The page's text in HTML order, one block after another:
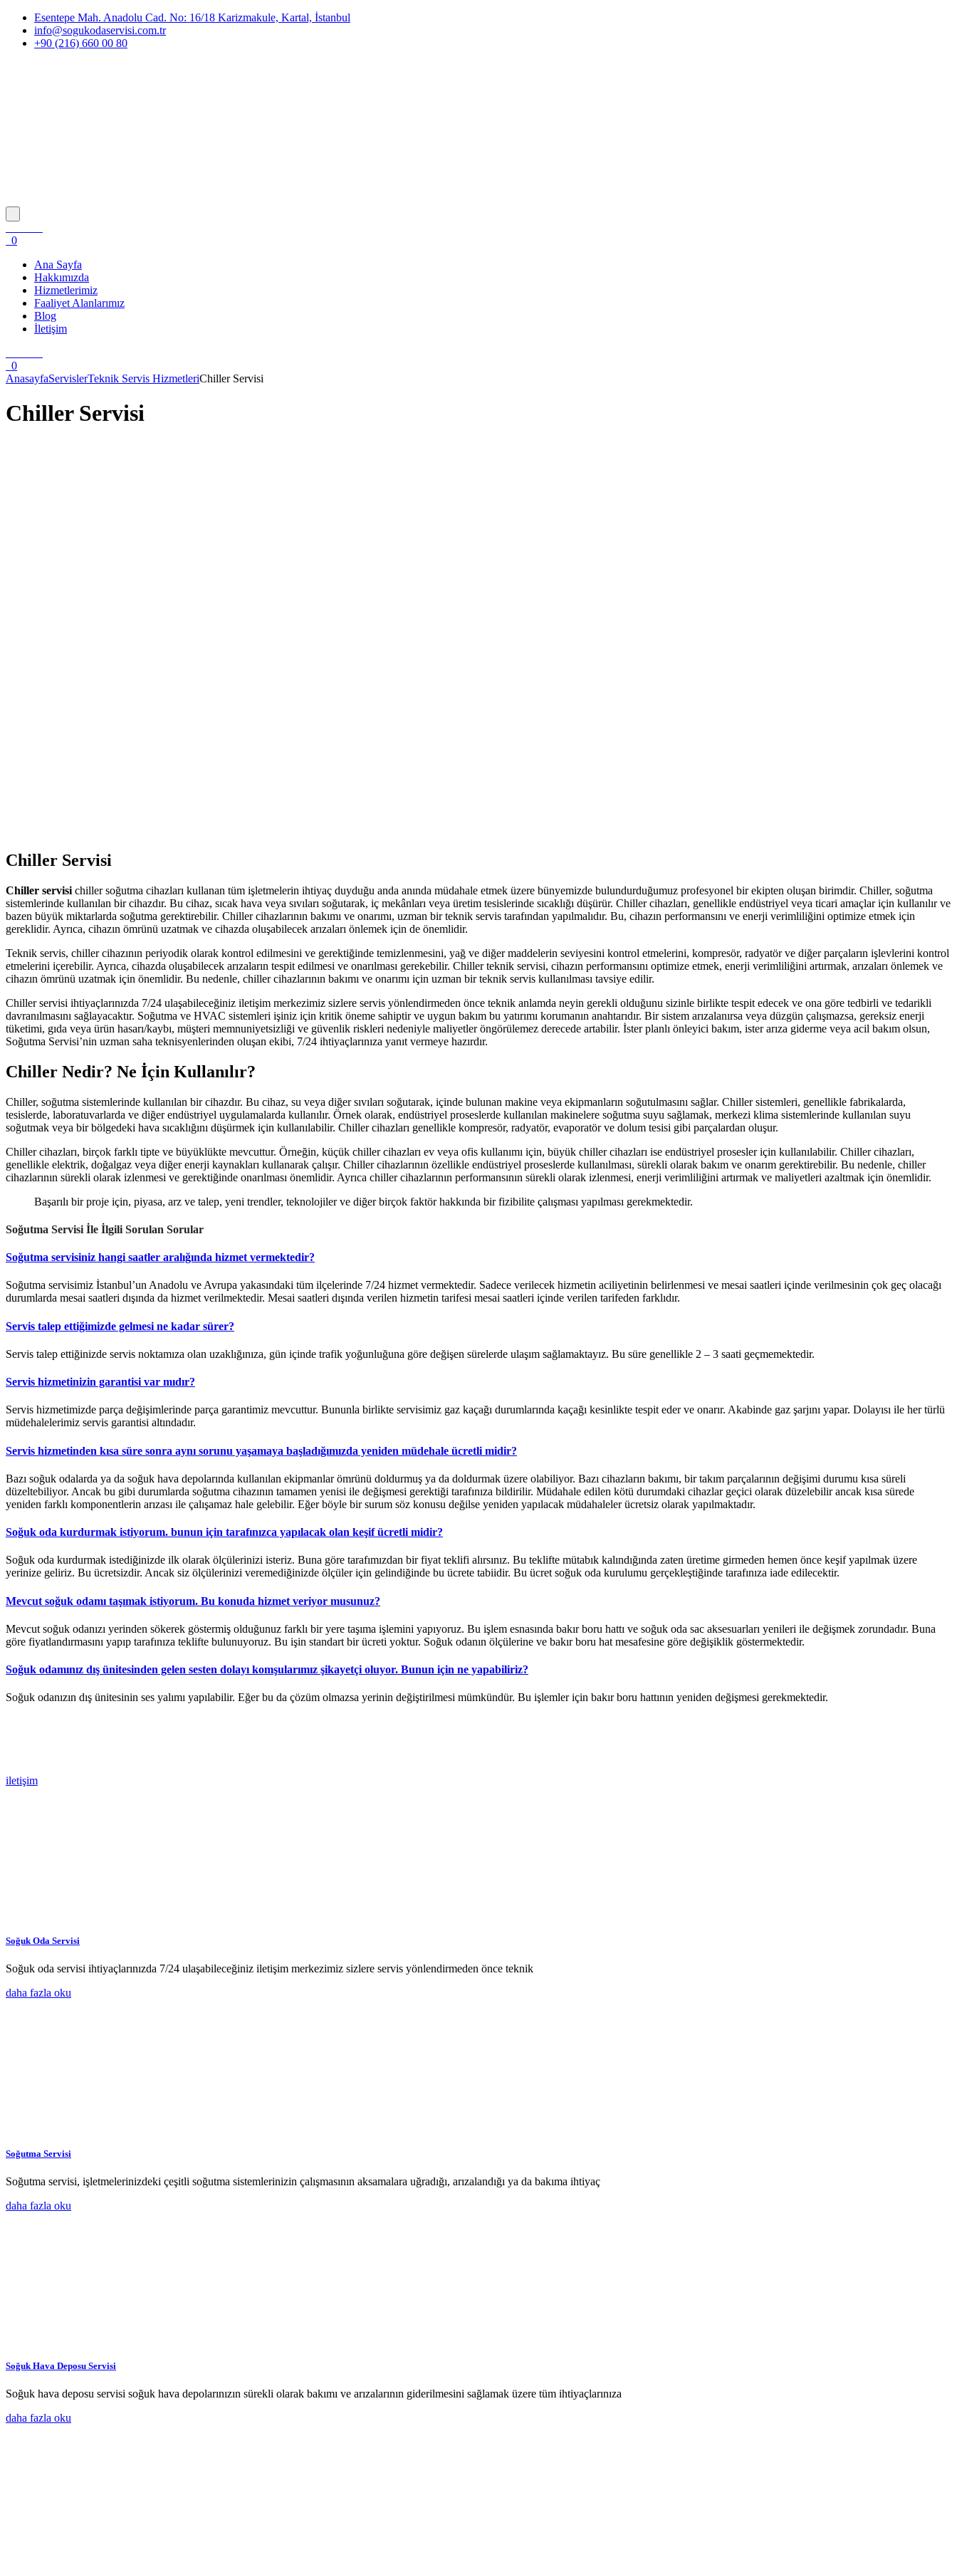
Esentepe Mah. Anadolu Cad. No: 16/18 Karizmakule, Kartal, İstanbul
info@sogukodaservisi.com.tr
+90 (216) 660 00 80
0
Ana Sayfa
Hakkımızda
Hizmetlerimiz
Faaliyet Alanlarımız
Blog
İletişim
0
AnasayfaServislerTeknik Servis HizmetleriChiller Servisi
Chiller Servisi
Chiller Servisi
Chiller servisi chiller soğutma cihazları kullanan tüm işletmelerin ihtiyaç duyduğu anda anında müdahale etmek üzere bünyemizde bulundurduğumuz profesyonel bir ekipten oluşan birimdir. Chiller, soğutma
sistemlerinde kullanılan bir cihazdır. Bu cihaz, sıcak hava veya sıvıları soğutarak, iç mekânları veya üretim tesislerinde sıcaklığı düşürür. Chiller cihazları, genellikle endüstriyel veya ticari amaçlar için kullanılır ve
bazen büyük miktarlarda soğutma gerektirebilir. Chiller cihazlarının bakımı ve onarımı, uzman bir teknik servis tarafından yapılmalıdır. Bu, cihazın performansını ve enerji verimliliğini optimize etmek için
gereklidir. Ayrıca, cihazın ömrünü uzatmak ve cihazda oluşabilecek arızaları önlemek için de önemlidir.
Teknik servis, chiller cihazının periyodik olarak kontrol edilmesini ve gerektiğinde temizlenmesini, yağ ve diğer maddelerin seviyesini kontrol etmelerini, kompresör, radyatör ve diğer parçaların işlevlerini kontrol
etmelerini içerebilir. Ayrıca, cihazda oluşabilecek arızaların tespit edilmesi ve onarılması gerekebilir. Chiller teknik servisi, cihazın performansını optimize etmek, enerji verimliliğini artırmak, arızaları önlemek ve
cihazın ömrünü uzatmak için önemlidir. Bu nedenle, chiller cihazlarının bakımı ve onarımı için uzman bir teknik servis kullanılması tavsiye edilir.
Chiller servisi ihtiyaçlarınızda 7/24 ulaşabileceğiniz iletişim merkezimiz sizlere servis yönlendirmeden önce teknik anlamda neyin gerekli olduğunu sizinle birlikte tespit edecek ve ona göre tedbirli ve tedarikli
davranılmasını sağlayacaktır. Soğutma ve HVAC sistemleri işiniz için kritik öneme sahiptir ve uygun bakım bu yatırımı korumanın anahtarıdır. Bir sistem arızalanırsa veya düzgün çalışmazsa, gereksiz enerji
tüketimi, gıda veya ürün hasarı/kaybı, müşteri memnuniyetsizliği ve güvenlik riskleri nedeniyle maliyetler öngörülemez derecede artabilir. İster planlı önleyici bakım, ister arıza giderme veya acil bakım olsun,
Soğutma Servisi’nin uzman saha teknisyenlerinden oluşan ekibi, 7/24 ihtiyaçlarınıza yanıt vermeye hazırdır.
Chiller Nedir? Ne İçin Kullanılır?
Chiller, soğutma sistemlerinde kullanılan bir cihazdır. Bu cihaz, su veya diğer sıvıları soğutarak, içinde bulunan makine veya ekipmanların soğutulmasını sağlar. Chiller sistemleri, genellikle fabrikalarda,
tesislerde, laboratuvarlarda ve diğer endüstriyel uygulamalarda kullanılır. Örnek olarak, endüstriyel proseslerde kullanılan makinelere soğutma suyu sağlamak, merkezi klima sistemlerinde kullanılan suyu
soğutmak veya bir bölgedeki hava sıcaklığını düşürmek için kullanılabilir. Chiller cihazları genellikle kompresör, radyatör, evaporatör ve dolum tesisi gibi parçalardan oluşur.
Chiller cihazları, birçok farklı tipte ve büyüklükte mevcuttur. Örneğin, küçük chiller cihazları ev veya ofis kullanımı için, büyük chiller cihazları ise endüstriyel prosesler için kullanılabilir. Chiller cihazları,
genellikle elektrik, doğalgaz veya diğer enerji kaynakları kullanarak çalışır. Chiller cihazlarının özellikle endüstriyel proseslerde kullanılması, sürekli olarak bakım ve onarım gerektirebilir. Bu nedenle, chiller
cihazlarının sürekli olarak izlenmesi ve gerektiğinde onarılması önemlidir. Ayrıca chiller cihazlarının performansının sürekli olarak izlenmesi, enerji verimliliğini artırmak ve maliyetleri azaltmak için önemlidir.
Başarılı bir proje için, piyasa, arz ve talep, yeni trendler, teknolojiler ve diğer birçok faktör hakkında bir fizibilite çalışması yapılması gerekmektedir.
Soğutma Servisi İle İlgili Sorulan Sorular
Soğutma servisiniz hangi saatler aralığında hizmet vermektedir?
Soğutma servisimiz İstanbul’un Anadolu ve Avrupa yakasındaki tüm ilçelerinde 7/24 hizmet vermektedir. Sadece verilecek hizmetin aciliyetinin belirlenmesi ve mesai saatleri içinde verilmesinin çok geç olacağı
durumlarda mesai saatleri dışında da hizmet verilmektedir. Mesai saatleri dışında verilen hizmetin tarifesi mesai saatleri içinde verilen tarifeden farklıdır.
Servis talep ettiğimizde gelmesi ne kadar sürer?
Servis talep ettiğinizde servis noktamıza olan uzaklığınıza, gün içinde trafik yoğunluğuna göre değişen sürelerde ulaşım sağlamaktayız. Bu süre genellikle 2 – 3 saati geçmemektedir.
Servis hizmetinizin garantisi var mıdır?
Servis hizmetimizde parça değişimlerinde parça garantimiz mevcuttur. Bununla birlikte servisimiz gaz kaçağı durumlarında kaçağı kesinlikte tespit eder ve onarır. Akabinde gaz şarjını yapar. Dolayısı ile her türlü
müdehalelerimiz servis garantisi altındadır.
Servis hizmetinden kısa süre sonra aynı sorunu yaşamaya başladığımızda yeniden müdehale ücretli midir?
Bazı soğuk odalarda ya da soğuk hava depolarında kullanılan ekipmanlar ömrünü doldurmuş ya da doldurmak üzere olabiliyor. Bazı cihazların bakımı, bir takım parçalarının değişimi durumu kısa süreli
düzeltebiliyor. Ancak bu gibi durumlarda soğutma cihazının tamamen yenisi ile değişmesi gerektiği tarafınıza bildirilir. Müdahale edilen kötü durumdaki cihazlar geçici olarak düzelebilir ancak kısa sürede
yeniden farklı komponentlerin arızası ile çalışamaz hale gelebilir. Eğer böyle bir surum söz konusu değilse yeniden yapılacak müdahaleler ücretsiz olarak yapılmaktadır.
Soğuk oda kurdurmak istiyorum. bunun için tarafınızca yapılacak olan keşif ücretli midir?
Soğuk oda kurdurmak istediğinizde ilk olarak ölçülerinizi isteriz. Buna göre tarafımızdan bir fiyat teklifi alırsınız. Bu teklifte mütabık kalındığında zaten üretime girmeden hemen önce keşif yapılmak üzere
yerinize geliriz. Bu ücretsizdir. Ancak siz ölçülerinizi veremediğinizde ölçüler için gelindiğinde bu ücrete tabiidir. Bu ücret soğuk oda kurulumu gerçekleştiğinde tarafınıza iade edilecektir.
Mevcut soğuk odamı taşımak istiyorum. Bu konuda hizmet veriyor musunuz?
Mevcut soğuk odanızı yerinden sökerek göstermiş olduğunuz farklı bir yere taşıma işlemini yapıyoruz. Bu işlem esnasında bakır boru hattı ve soğuk oda sac aksesuarları yenileri ile değişmek zorundadır. Buna
göre fiyatlandırmasını yapıp tarafınıza teklifte bulunuyoruz. Bu işin standart bir ücreti yoktur. Soğuk odanın ölçülerine ve bakır boru hat mesafesine göre değişiklik göstermektedir.
Soğuk odamınız dış ünitesinden gelen sesten dolayı komşularımız şikayetçi oluyor. Bunun için ne yapabiliriz?
Soğuk odanızın dış ünitesinin ses yalımı yapılabilir. Eğer bu da çözüm olmazsa yerinin değiştirilmesi mümkündür. Bu işlemler için bakır boru hattının yeniden değişmesi gerekmektedir.
iletişim
Soğuk Oda Servisi
Soğuk oda servisi ihtiyaçlarınızda 7/24 ulaşabileceğiniz iletişim merkezimiz sizlere servis yönlendirmeden önce teknik
daha fazla oku
Soğutma Servisi
Soğutma servisi, işletmelerinizdeki çeşitli soğutma sistemlerinizin çalışmasının aksamalara uğradığı, arızalandığı ya da bakıma ihtiyaç
daha fazla oku
Soğuk Hava Deposu Servisi
Soğuk hava deposu servisi soğuk hava depolarınızın sürekli olarak bakımı ve arızalarının giderilmesini sağlamak üzere tüm ihtiyaçlarınıza
daha fazla oku